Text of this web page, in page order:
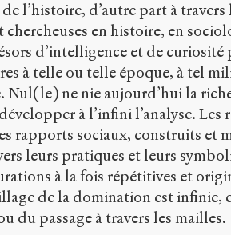
l’histoire, d’autre part à travers
en histoire, en
d’intelligence et de curiosité
à telle ou telle époque, à tel
ne nie aujourd’hui la
à l’infini l’analyse. Les
rapports sociaux, construits et
leurs pratiques et leurs
à la fois répétitives et
de la domination est infinie,
du passage à travers les mailles.